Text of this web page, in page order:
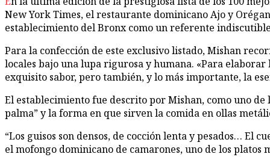
New York Times, el restaurante dominicano Ajo y
establecimiento del Bronx como un referente
Para la confección de este exclusivo listado, Mishan
locales bajo una lupa rigurosa y humana. «Para
exquisito sabor, pero también, y lo más importante, la
El establecimiento fue descrito por Mishan, como uno
palma” y la forma en que sirven la comida en ollas
“Los guisos son densos, de cocción lenta y pesados…
el mofongo dominicano de camarones, uno de los platos